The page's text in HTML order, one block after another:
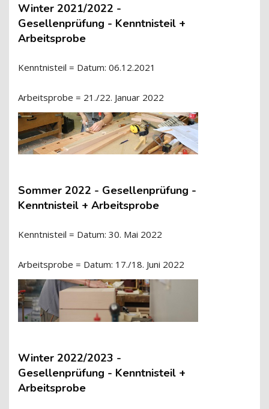
Winter 2021/2022 -
Gesellenprüfung - Kenntnisteil +
Arbeitsprobe
Kenntnisteil = Datum: 06.12.2021
Arbeitsprobe = 21./22. Januar 2022
Sommer 2022 - Gesellenprüfung -
Kenntnisteil + Arbeitsprobe
Kenntnisteil = Datum: 30. Mai 2022
Arbeitsprobe = Datum: 17./18. Juni 2022
Winter 2022/2023 -
Gesellenprüfung - Kenntnisteil +
Arbeitsprobe